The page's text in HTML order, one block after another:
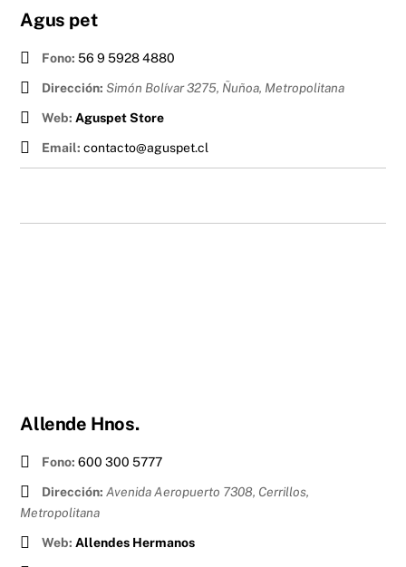
Agus pet
Fono: 56 9 5928 4880
Dirección: Simón Bolívar 3275, Ñuñoa, Metropolitana
Web: Aguspet Store
Email: contacto@aguspet.cl
Allende Hnos.
Fono: 600 300 5777
Dirección: Avenida Aeropuerto 7308, Cerrillos,
Metropolitana
Web: Allendes Hermanos